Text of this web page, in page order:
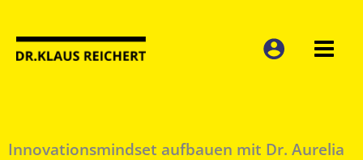
Inhalt
springen
Innovationsmindset aufbauen mit Dr. Aurelia